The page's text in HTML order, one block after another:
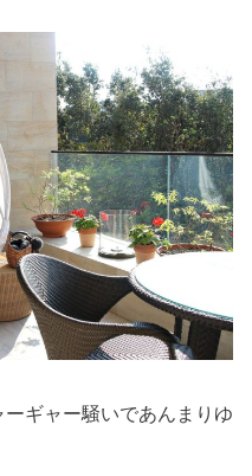
ギャー騒いであんまりゆ